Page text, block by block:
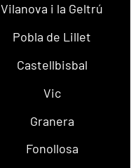
Vilanova i la Geltrú
Pobla de Lillet
Castellbisbal
Vic
Granera
Fonollosa